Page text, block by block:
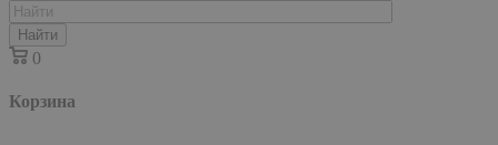
Найти
0
Корзина